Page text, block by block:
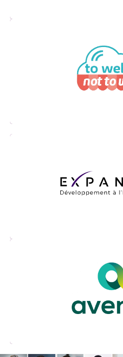
Spécialiste dans l’E-
entreprises à
cross-border et
startups aux PME et ETI,
internationale :
Pôle de compétitivité
industrielles